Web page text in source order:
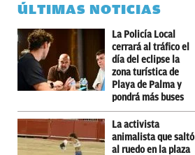
ÚLTIMAS NOTICIAS
La Policía Local
cerrará al tráfico el
día del eclipse la
zona turística de
Playa de Palma y
pondrá más buses
La activista
animalista que saltó
al ruedo en la plaza